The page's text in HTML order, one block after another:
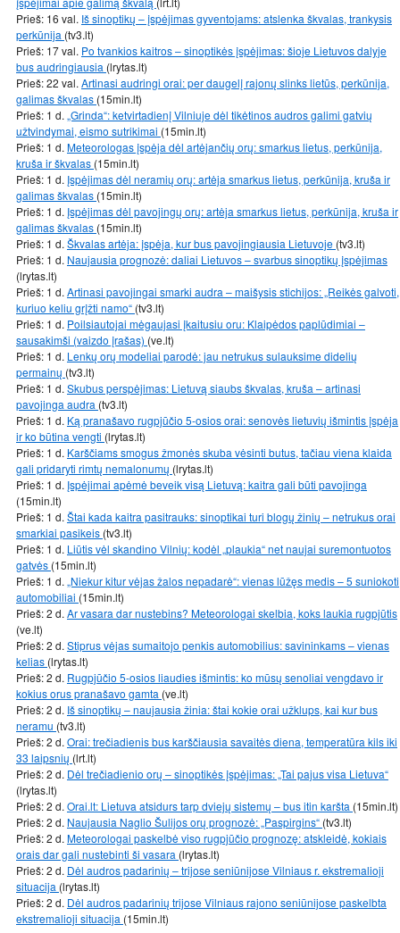
Prieš: 16 val. Iš sinoptikų – įspėjimas gyventojams: atslenka škvalas, trankysis
perkūnija (tv3.lt)
Prieš: 17 val. Po tvankios kaitros – sinoptikės įspėjimas: šioje Lietuvos dalyje
bus audringiausia (lrytas.lt)
Prieš: 22 val. Artinasi audringi orai: per daugelį rajonų slinks lietūs, perkūnija,
galimas škvalas (15min.lt)
Prieš: 1 d. „Grinda“: ketvirtadienį Vilniuje dėl tikėtinos audros galimi gatvių
užtvindymai, eismo sutrikimai (15min.lt)
Prieš: 1 d. Meteorologas įspėja dėl artėjančių orų: smarkus lietus, perkūnija,
kruša ir škvalas (15min.lt)
Prieš: 1 d. Įspėjimas dėl neramių orų: artėja smarkus lietus, perkūnija, kruša ir
galimas škvalas (15min.lt)
Prieš: 1 d. Įspėjimas dėl pavojingų orų: artėja smarkus lietus, perkūnija, kruša ir
galimas škvalas (15min.lt)
Prieš: 1 d. Škvalas artėja: įspėja, kur bus pavojingiausia Lietuvoje (tv3.lt)
Prieš: 1 d. Naujausia prognozė: daliai Lietuvos – svarbus sinoptikų įspėjimas
(lrytas.lt)
Prieš: 1 d. Artinasi pavojingai smarki audra – maišysis stichijos: „Reikės galvoti,
kuriuo keliu grįžti namo“ (tv3.lt)
Prieš: 1 d. Poilsiautojai mėgaujasi įkaitusiu oru: Klaipėdos paplūdimiai –
sausakimši (vaizdo įrašas) (ve.lt)
Prieš: 1 d. Lenkų orų modeliai parodė: jau netrukus sulauksime didelių
permainų (tv3.lt)
Prieš: 1 d. Skubus perspėjimas: Lietuvą siaubs škvalas, kruša – artinasi
pavojinga audra (tv3.lt)
Prieš: 1 d. Ką pranašavo rugpjūčio 5-osios orai: senovės lietuvių išmintis įspėja
ir ko būtina vengti (lrytas.lt)
Prieš: 1 d. Karščiams smogus žmonės skuba vėsinti butus, tačiau viena klaida
gali pridaryti rimtų nemalonumų (lrytas.lt)
Prieš: 1 d. Įspėjimai apėmė beveik visą Lietuvą: kaitra gali būti pavojinga
(15min.lt)
Prieš: 1 d. Štai kada kaitra pasitrauks: sinoptikai turi blogų žinių – netrukus orai
smarkiai pasikeis (tv3.lt)
Prieš: 1 d. Liūtis vėl skandino Vilnių: kodėl „plaukia“ net naujai suremontuotos
gatvės (15min.lt)
Prieš: 1 d. „Niekur kitur vėjas žalos nepadarė“: vienas lūžęs medis – 5 suniokoti
automobiliai (15min.lt)
Prieš: 2 d. Ar vasara dar nustebins? Meteorologai skelbia, koks laukia rugpjūtis
(ve.lt)
Prieš: 2 d. Stiprus vėjas sumaitojo penkis automobilius: savininkams – vienas
kelias (lrytas.lt)
Prieš: 2 d. Rugpjūčio 5-osios liaudies išmintis: ko mūsų senoliai vengdavo ir
kokius orus pranašavo gamta (ve.lt)
Prieš: 2 d. Iš sinoptikų – naujausia žinia: štai kokie orai užklups, kai kur bus
neramu (tv3.lt)
Prieš: 2 d. Orai: trečiadienis bus karščiausia savaitės diena, temperatūra kils iki
33 laipsnių (lrt.lt)
Prieš: 2 d. Dėl trečiadienio orų – sinoptikės įspėjimas: „Tai pajus visa Lietuva“
(lrytas.lt)
Prieš: 2 d. Orai.lt: Lietuva atsidurs tarp dviejų sistemų – bus itin karšta (15min.lt)
Prieš: 2 d. Naujausia Naglio Šulijos orų prognozė: „Paspirgins“ (tv3.lt)
Prieš: 2 d. Meteorologai paskelbė viso rugpjūčio prognozę: atskleidė, kokiais
orais dar gali nustebinti ši vasara (lrytas.lt)
Prieš: 2 d. Dėl audros padarinių – trijose seniūnijose Vilniaus r. ekstremalioji
situacija (lrytas.lt)
Prieš: 2 d. Dėl audros padarinių trijose Vilniaus rajono seniūnijose paskelbta
ekstremalioji situacija (15min.lt)